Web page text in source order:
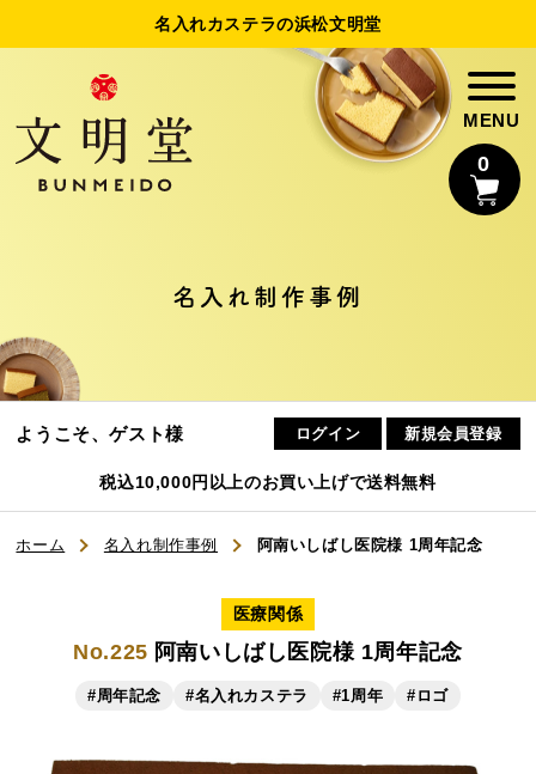
名入れカステラの浜松文明堂
0
制作事例
よくある質問
名入れ制作事例
税込10,000円以上のお買い上げで送料無料
ようこそ、ゲスト様 ログイン 新規会員登録
ホーム 名入れ制作事例 阿南いしばし医院様 1周年記念
医療関係
No.225 阿南いしばし医院様 1周年記念
#周年記念 #名入れカステラ #1周年 #ロゴ